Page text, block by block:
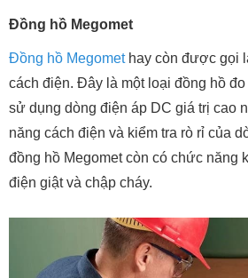
Đồng hồ Megomet
Đồng hồ Megomet hay còn được gọi
cách điện. Đây là một loại đồng hồ
sử dụng dòng điện áp DC giá trị cao
năng cách điện và kiểm tra rò rỉ của
đồng hồ Megomet còn có chức năng
điện giật và chập cháy.